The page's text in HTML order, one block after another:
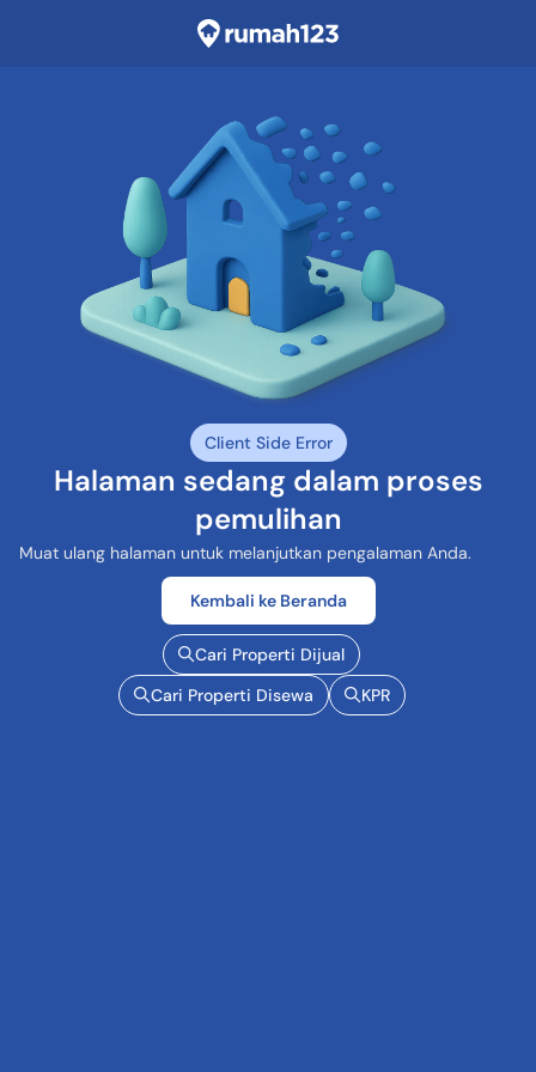
Client Side Error
Halaman sedang dalam proses
pemulihan
Muat ulang halaman untuk melanjutkan pengalaman Anda.
Kembali ke Beranda
Cari Properti Dijual
Cari Properti Disewa
KPR